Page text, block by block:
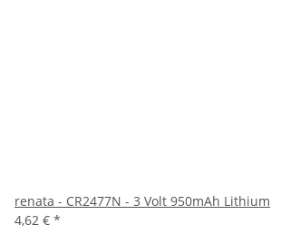
renata - CR2477N - 3 Volt 950mAh Lithium
4,62 € *